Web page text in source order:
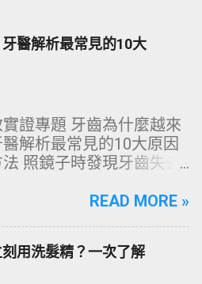
醫解析最常見的10大
證專題 牙齒為什麼越來
解析最常見的10大原因
照鏡子時發現牙齒失去
牙科思維出發，深度剖析
對策。 📋 文章快速導覽
牙齒顏色的生物學本質：
READ MORE »
用洗髮精？一次了解